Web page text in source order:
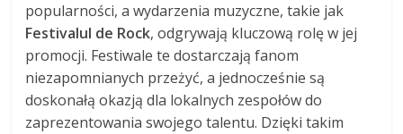
popularności, a wydarzenia muzyczne, takie jak
Festivalul de Rock, odgrywają kluczową rolę w jej
promocji. Festiwale te dostarczają fanom
niezapomnianych przeżyć, a jednocześnie są
doskonałą okazją dla lokalnych zespołów do
zaprezentowania swojego talentu. Dzięki takim